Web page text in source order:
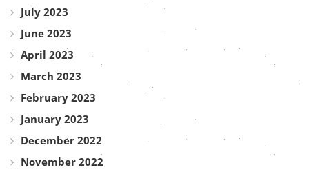
July 2023
June 2023
April 2023
March 2023
February 2023
January 2023
December 2022
November 2022